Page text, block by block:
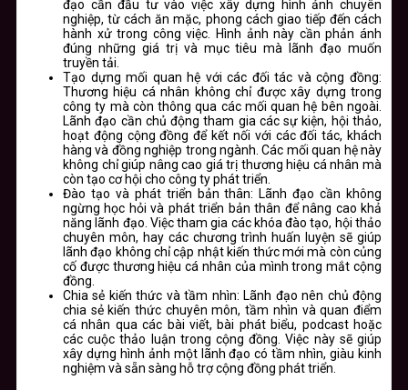
đạo cần đầu tư vào việc xây dựng hình ảnh chuyên
nghiệp, từ cách ăn mặc, phong cách giao tiếp đến cách
hành xử trong công việc. Hình ảnh này cần phản ánh
đúng những giá trị và mục tiêu mà lãnh đạo muốn
truyền tải.
Tạo dựng mối quan hệ với các đối tác và cộng đồng:
Thương hiệu cá nhân không chỉ được xây dựng trong
công ty mà còn thông qua các mối quan hệ bên ngoài.
Lãnh đạo cần chủ động tham gia các sự kiện, hội thảo,
hoạt động cộng đồng để kết nối với các đối tác, khách
hàng và đồng nghiệp trong ngành. Các mối quan hệ này
không chỉ giúp nâng cao giá trị thương hiệu cá nhân mà
còn tạo cơ hội cho công ty phát triển.
Đào tạo và phát triển bản thân: Lãnh đạo cần không
ngừng học hỏi và phát triển bản thân để nâng cao khả
năng lãnh đạo. Việc tham gia các khóa đào tạo, hội thảo
chuyên môn, hay các chương trình huấn luyện sẽ giúp
lãnh đạo không chỉ cập nhật kiến thức mới mà còn củng
cố được thương hiệu cá nhân của mình trong mắt cộng
đồng.
Chia sẻ kiến thức và tầm nhìn: Lãnh đạo nên chủ động
chia sẻ kiến thức chuyên môn, tầm nhìn và quan điểm
cá nhân qua các bài viết, bài phát biểu, podcast hoặc
các cuộc thảo luận trong cộng đồng. Việc này sẽ giúp
xây dựng hình ảnh một lãnh đạo có tầm nhìn, giàu kinh
nghiệm và sẵn sàng hỗ trợ cộng đồng phát triển.